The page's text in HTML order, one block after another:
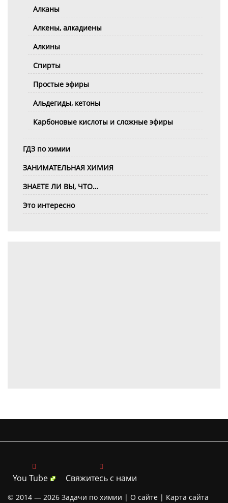
Алканы
Алкены, алкадиены
Алкины
Спирты
Простые эфиры
Альдегиды, кетоны
Карбоновые кислоты и сложные эфиры
ГДЗ по химии
ЗАНИМАТЕЛЬНАЯ ХИМИЯ
ЗНАЕТЕ ЛИ ВЫ, ЧТО…
Это интересно
Свяжитесь с нами
You Tube
© 2014 — 2026 Задачи по химии | О сайте | Карта сайта